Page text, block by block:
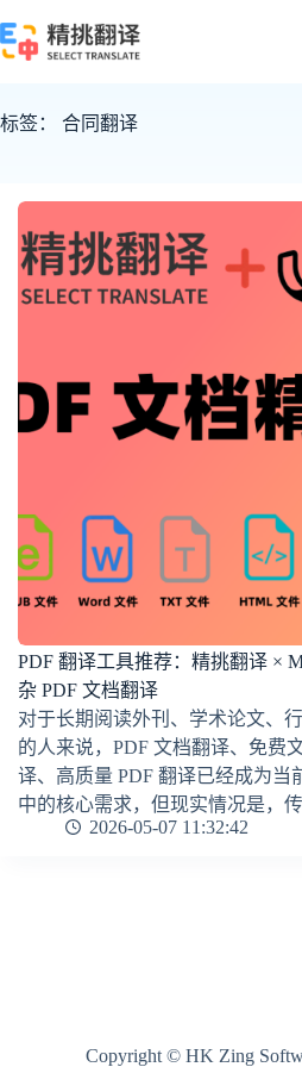
至
标签：
合同翻译
PDF 翻译工具推荐：精挑翻译 ×
杂 PDF 文档翻译
对于长期阅读外刊、学术论文、
的人来说，PDF 文档翻译、免费
译、高质量 PDF 翻译已经成为当
中的核心需求，但现实情况是，
2026-05-07 11:32:42
Copyright © HK Zing